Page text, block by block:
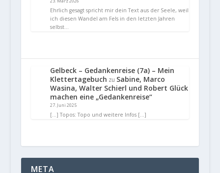
Ehrlich gesagt spricht mir dein Text aus der Seele, weil
ich diesen Wandel am Fels in den letzten Jahren
selbst…
Gelbeck – Gedankenreise (7a) – Mein
Klettertagebuch zu Sabine, Marco
Wasina, Walter Schierl und Robert Glück
machen eine „Gedankenreise“
27. Juni 2025
[…] Topos: Topo und weitere Infos […]
META